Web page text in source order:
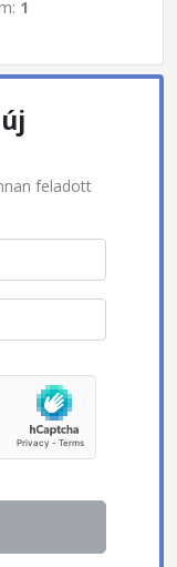
1
feladott